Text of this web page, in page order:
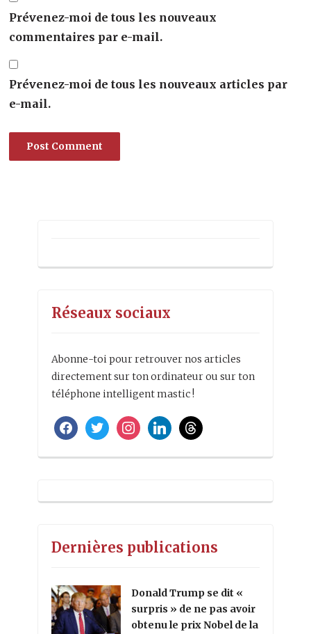
Prévenez-moi de tous les nouveaux
commentaires par e-mail.
Prévenez-moi de tous les nouveaux articles par
e-mail.
Réseaux sociaux
Abonne-toi pour retrouver nos articles
directement sur ton ordinateur ou sur ton
téléphone intelligent mastic !
facebooktwitterinstagramlinkedinthreads
Dernières publications
Donald Trump se dit «
surpris » de ne pas avoir
obtenu le prix Nobel de la